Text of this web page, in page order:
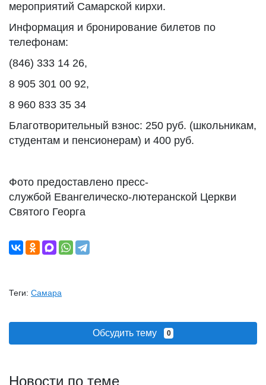
мероприятий Самарской кирхи.
Информация и бронирование билетов по
телефонам:
(846) 333 14 26,
8 905 301 00 92,
8 960 833 35 34
Благотворительный взнос: 250 руб. (школьникам,
студентам и пенсионерам) и 400 руб.
Фото предоставлено пресс-
службой Евангелическо-лютеранской Церкви
Святого Георга
Теги: Самара
Обсудить тему 0
Новости по теме